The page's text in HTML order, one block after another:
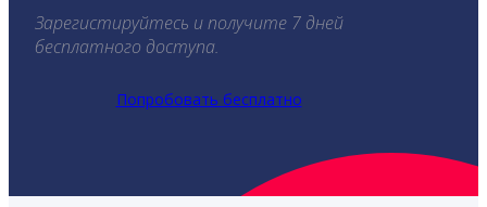
Зарегистируйтесь и получите 7 дней
бесплатного доступа.
Попробовать бесплатно